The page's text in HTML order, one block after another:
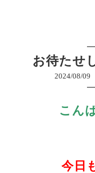
お待たせ
2024/08/09
こん
今日